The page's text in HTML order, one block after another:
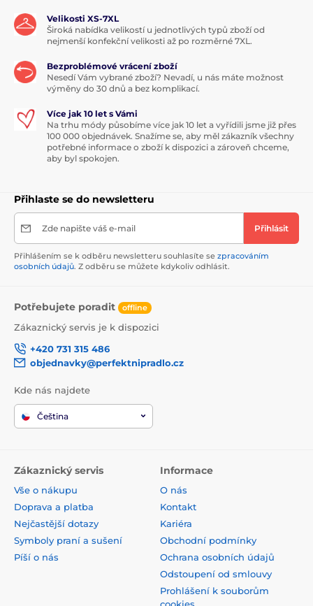
Velikosti XS-7XL
Široká nabídka velikostí u jednotlivých typů zboží od
nejmenší konfekční velikosti až po rozměrné 7XL.
Bezproblémové vrácení zboží
Nesedí Vám vybrané zboží? Nevadí, u nás máte možnost
výměny do 30 dnů a bez komplikací.
Více jak 10 let s Vámi
Na trhu módy působíme více jak 10 let a vyřídili jsme již přes
100 000 objednávek. Snažíme se, aby měl zákazník všechny
potřebné informace o zboží k dispozici a zároveň chceme,
aby byl spokojen.
Přihlaste se do newsletteru
Zde napište váš e-mail Přihlásit
Přihlášením se k odběru newsletteru souhlasíte se zpracováním
osobních údajů. Z odběru se můžete kdykoliv odhlásit.
Potřebujete poradit offline
Zákaznický servis je k dispozici
+420 731 315 486
objednavky@perfektnipradlo.cz
Kde nás najdete
Čeština
Zákaznický servis
Vše o nákupu
Doprava a platba
Nejčastější dotazy
Symboly praní a sušení
Píší o nás
Informace
O nás
Kontakt
Kariéra
Obchodní podmínky
Ochrana osobních údajů
Odstoupení od smlouvy
Prohlášení k souborům
cookies